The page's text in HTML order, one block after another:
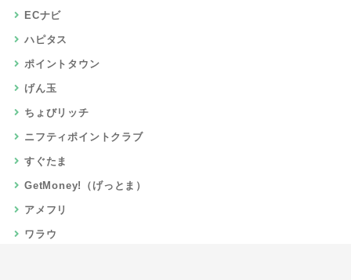
ECナビ
ハピタス
ポイントタウン
げん玉
ちょびリッチ
ニフティポイントクラブ
すぐたま
GetMoney!（げっとま）
アメフリ
ワラウ